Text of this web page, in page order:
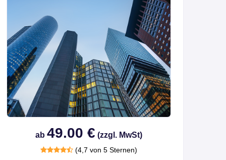
ab 49.00 € (zzgl. MwSt)
(4,7 von 5 Sternen)